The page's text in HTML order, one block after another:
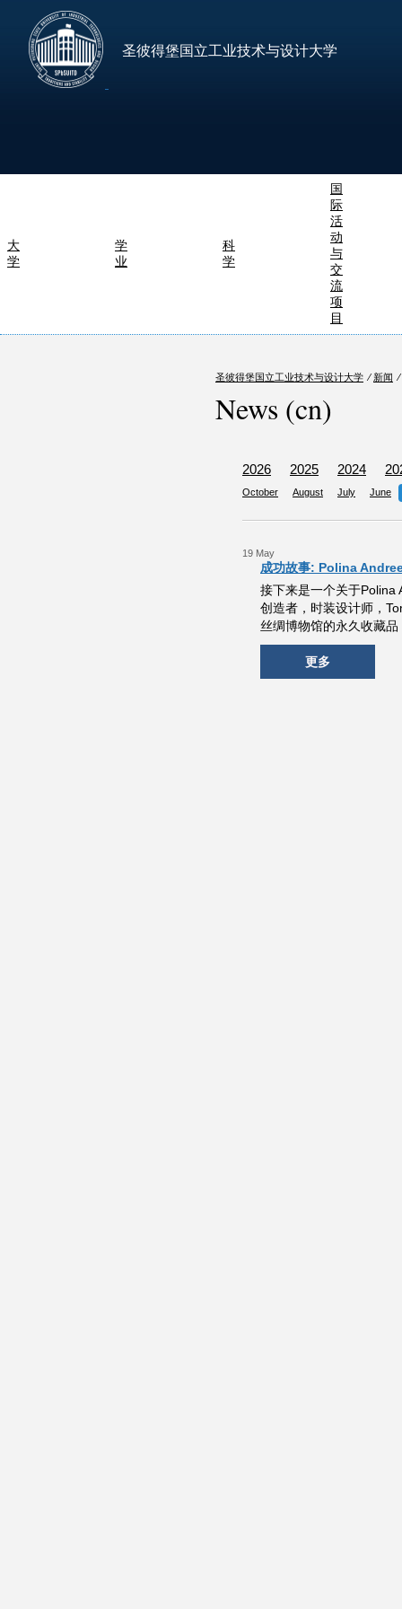
圣彼得堡国立工业技术与设计大学
大
学
学
业
科
学
国
际
活
动
与
交
流
项
目
圣彼得堡国立工业技术与设计大学 ⁄ 新闻 ⁄
News (cn)
2026 2025 2024
October August July June
19 May
成功故事: Polina
接下来是一个关于Polina
创造者，时装设计师，
丝绸博物馆的永久收藏
更多